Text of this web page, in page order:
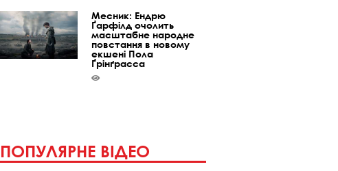
Месник: Ендрю
Ґарфілд очолить
масштабне народне
повстання в новому
екшені Пола
Ґрінґрасса
ПОПУЛЯРНЕ ВІДЕО